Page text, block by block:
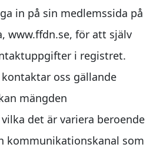
in på sin medlemssida på
www.ffdn.se, för att själv
i registret.
oss gällande
mängden
det är variera beroende
kommunikationskanal som